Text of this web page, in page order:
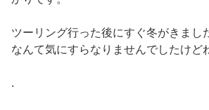
ツーリング行った後にすぐ冬がきまし
なんて気にすらなりませんでしたけど
.